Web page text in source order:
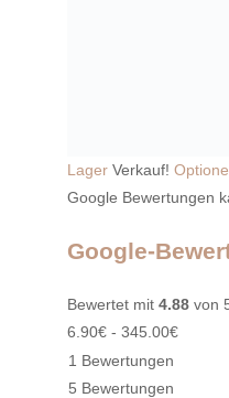
Lager Verkauf!
Google Bewertungen
Google-
Bewertet mit4.88 von
6.90€ -345.00€
1 Bewertungen
5 Bewertungen